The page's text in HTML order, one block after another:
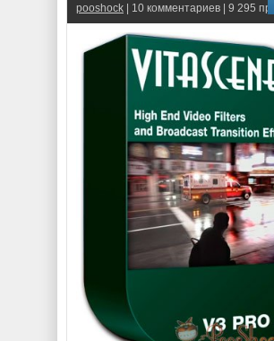
pooshock | 10 комментариев | 9 295